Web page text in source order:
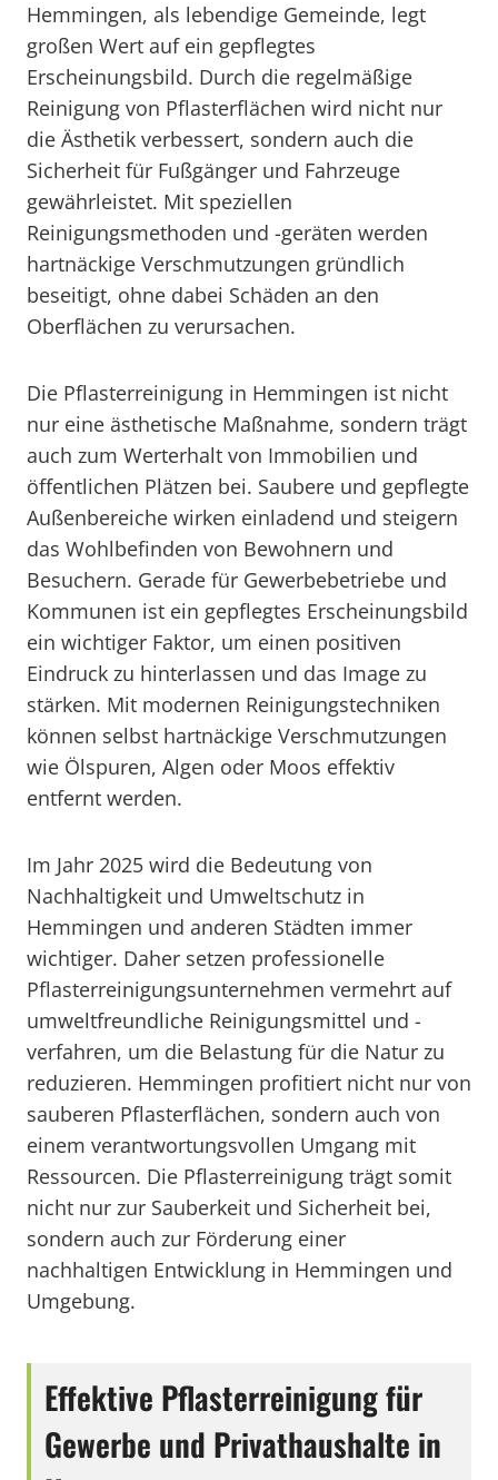
Hemmingen, als lebendige Gemeinde, legt
großen Wert auf ein gepflegtes
Erscheinungsbild. Durch die regelmäßige
Reinigung von Pflasterflächen wird nicht nur
die Ästhetik verbessert, sondern auch die
Sicherheit für Fußgänger und Fahrzeuge
gewährleistet. Mit speziellen
Reinigungsmethoden und -geräten werden
hartnäckige Verschmutzungen gründlich
beseitigt, ohne dabei Schäden an den
Oberflächen zu verursachen.
Die Pflasterreinigung in Hemmingen ist nicht
nur eine ästhetische Maßnahme, sondern trägt
auch zum Werterhalt von Immobilien und
öffentlichen Plätzen bei. Saubere und gepflegte
Außenbereiche wirken einladend und steigern
das Wohlbefinden von Bewohnern und
Besuchern. Gerade für Gewerbebetriebe und
Kommunen ist ein gepflegtes Erscheinungsbild
ein wichtiger Faktor, um einen positiven
Eindruck zu hinterlassen und das Image zu
stärken. Mit modernen Reinigungstechniken
können selbst hartnäckige Verschmutzungen
wie Ölspuren, Algen oder Moos effektiv
entfernt werden.
Im Jahr 2025 wird die Bedeutung von
Nachhaltigkeit und Umweltschutz in
Hemmingen und anderen Städten immer
wichtiger. Daher setzen professionelle
Pflasterreinigungsunternehmen vermehrt auf
umweltfreundliche Reinigungsmittel und -
verfahren, um die Belastung für die Natur zu
reduzieren. Hemmingen profitiert nicht nur von
sauberen Pflasterflächen, sondern auch von
einem verantwortungsvollen Umgang mit
Ressourcen. Die Pflasterreinigung trägt somit
nicht nur zur Sauberkeit und Sicherheit bei,
sondern auch zur Förderung einer
nachhaltigen Entwicklung in Hemmingen und
Umgebung.
Effektive Pflasterreinigung für
Gewerbe und Privathaushalte in